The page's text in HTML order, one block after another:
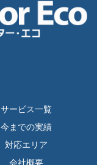
サービス一覧
今までの実績
対応エリア
会社概要